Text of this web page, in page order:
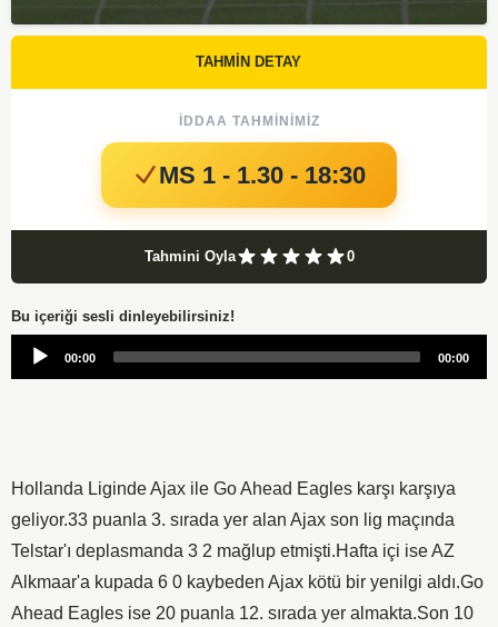
TAHMİN DETAY
İDDAA TAHMINIMIZ
MS 1 - 1.30 - 18:30
Tahmini Oyla 0
Bu içeriği sesli dinleyebilirsiniz!
Audio
00:00 00:00
Hollanda Liginde Ajax ile Go Ahead Eagles karşı karşıya
geliyor.33 puanla 3. sırada yer alan Ajax son lig maçında
Telstar'ı deplasmanda 3 2 mağlup etmişti.Hafta içi ise AZ
Alkmaar'a kupada 6 0 kaybeden Ajax kötü bir yenilgi aldı.Go
Ahead Eagles ise 20 puanla 12. sırada yer almakta.Son 10